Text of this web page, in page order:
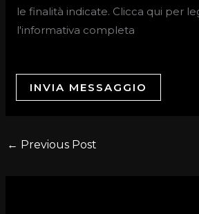
le finalità indicate. Clicca qui per
l'informativa completa
INVIA MESSAGGIO
← Previous Post